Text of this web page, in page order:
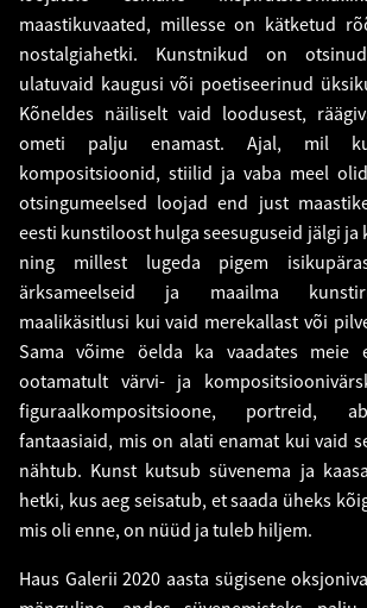
maastikuvaated, millesse on kätketud
nostalgiahetki. Kunstnikud on
ulatuvaid kaugusi või poetiseerinud
Kõneldes näiliselt vaid loodusest,
ometi palju enamast. Ajal, mil
kompositsioonid, stiilid ja vaba meel
otsingumeelsed loojad end just
eesti kunstiloost hulga seesuguseid jälgi ja
ning millest lugeda pigem
ärksameelseid ja maailma
maalikäsitlusi kui vaid merekallast või
Sama võime öelda ka vaadates meie
ootamatult värvi- ja
figuraalkompositsioone, portreid,
fantaasiaid, mis on alati enamat kui vaid
nähtub. Kunst kutsub süvenema ja
hetki, kus aeg seisatub, et saada üheks
mis oli enne, on nüüd ja tuleb hiljem.
Haus Galerii 2020 aasta sügisene